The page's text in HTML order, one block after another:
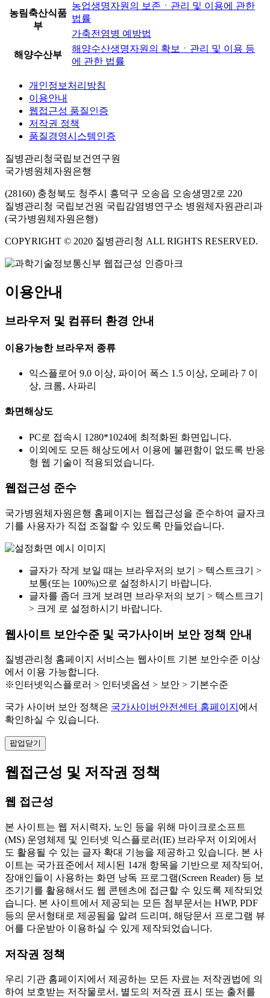
농림축산식품
부
농업생명자원의 보존ㆍ관리 및 이용에 관한
법률
가축전염병 예방법
해양수산부
해양수산생명자원의 확보ㆍ관리 및 이용 등
에 관한 법률
개인정보처리방침
이용안내
웹접근성 품질인증
저작권 정책
품질경영시스템인증
질병관리청국립보건연구원
국가병원체자원은행
(28160) 충청북도 청주시 흥덕구 오송읍 오송생명2로 220
질병관리청 국립보건원 국립감염병연구소 병원체자원관리과
(국가병원체자원은행)
COPYRIGHT © 2020 질병관리청 ALL RIGHTS RESERVED.
이용안내
브라우저 및 컴퓨터 환경 안내
이용가능한 브라우저 종류
익스플로어 9.0 이상, 파이어 폭스 1.5 이상, 오페라 7 이
상, 크롬, 사파리
화면해상도
PC로 접속시 1280*1024에 최적화된 화면입니다.
이외에도 모든 해상도에서 이용에 불편함이 없도록 반응
형 웹 기술이 적용되었습니다.
웹접근성 준수
국가병원체자원은행 홈페이지는 웹접근성을 준수하여 글자크
기를 사용자가 직접 조절할 수 있도록 만들었습니다.
글자가 작게 보일 때는 브라우저의 보기 > 텍스트크기 >
보통(또는 100%)으로 설정하시기 바랍니다.
글자를 좀더 크게 보려면 브라우저의 보기 > 텍스트크기
> 크게 로 설정하시기 바랍니다.
웹사이트 보안수준 및 국가사이버 보안 정책 안내
질병관리청 홈페이지 서비스는 웹사이트 기본 보안수준 이상
에서 이용 가능합니다.
※인터넷익스플로러 > 인터넷옵션 > 보안 > 기본수준
국가 사이버 보안 정책은 국가사이버안전센터 홈페이지 에서
확인하실 수 있습니다.
팝업닫기
웹접근성 및 저작권 정책
웹 접근성
본 사이트는 웹 저시력자, 노인 등을 위해 마이크로소프트
(MS) 운영체제 및 인터넷 익스플로러(IE) 브라우저 이외에서
도 활용될 수 있는 글자 확대 기능을 제공하고 있습니다. 본 사
이트는 국가표준에서 제시된 14개 항목을 기반으로 제작되어,
장애인들이 사용하는 화면 낭독 프로그램(Screen Reader) 등 보
조기기를 활용해서도 웹 콘텐츠에 접근할 수 있도록 제작되었
습니다. 본 사이트에서 제공되는 모든 첨부문서는 HWP, PDF
등의 문서형태로 제공됨을 알려 드리며, 해당문서 프로그램 뷰
어를 다운받아 이용하실 수 있게 제작되었습니다.
저작권 정책
우리 기관 홈페이지에서 제공하는 모든 자료는 저작권법에 의
하여 보호받는 저작물로서, 별도의 저작권 표시 또는 출처를